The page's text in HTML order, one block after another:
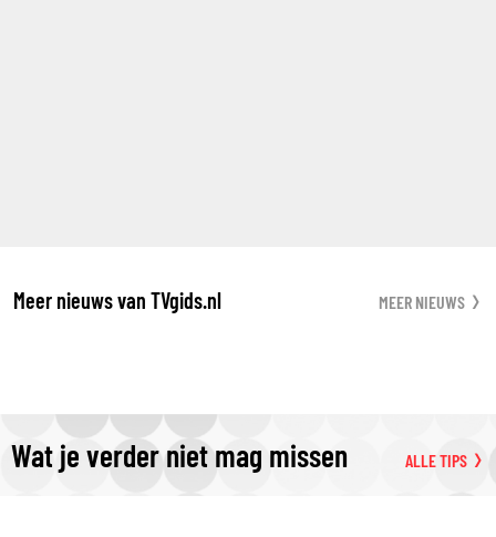
Meer nieuws van TVgids.nl MEER NIEUWS
Wat je verder niet mag missen ALLE TIPS